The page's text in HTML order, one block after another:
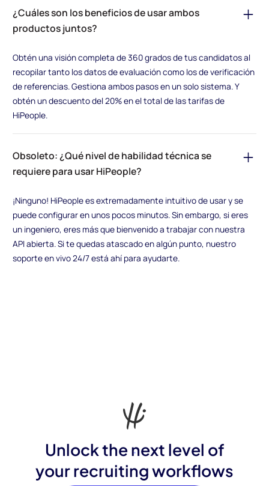
¿Cuáles son los beneficios de usar ambos
productos juntos?
Obtén una visión completa de 360 grados de tus candidatos al
recopilar tanto los datos de evaluación como los de verificación
de referencias. Gestiona ambos pasos en un solo sistema. Y
obtén un descuento del 20% en el total de las tarifas de
HiPeople.
Obsoleto: ¿Qué nivel de habilidad técnica se
requiere para usar HiPeople?
¡Ninguno! HiPeople es extremadamente intuitivo de usar y se
puede configurar en unos pocos minutos. Sin embargo, si eres
un ingeniero, eres más que bienvenido a trabajar con nuestra
API abierta. Si te quedas atascado en algún punto, nuestro
soporte en vivo 24/7 está ahí para ayudarte.
Unlock the next level of
your recruiting workflows